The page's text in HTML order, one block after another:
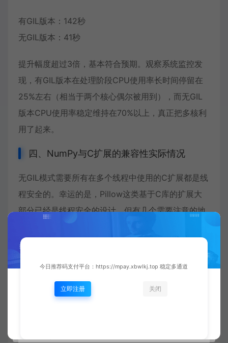
有GIL版本：142秒
无GIL版本：41秒
提升幅度超过3倍，基本符合预期。观察系统监控发
现，有GIL版本在处理阶段CPU使用率长时间停留在
25%左右（相当于两个核心偶尔被用到），而无GIL
版本CPU使用率稳定维持在70%以上，真正把多核利
用了起来。
四、NumPy与C扩展的兼容性实际情况
无GIL模式需要所有在多个线程中使用的C扩展都是线
程安全的。幸运的是，Pillow这类基于C库的扩展大
部分已经是线程安全的设计。但有几个需要注意的地
首先，NumPy的情况值得一提。我顺带测试了一个简
单的数值计算任务：用NumPy进行大量矩阵乘法，然
后多线程并发执行不同矩阵。测试中发现，NumPy本
身内部会调用BLAS库，而BLAS库通常有自己的线程
今日推荐码支付平台：https://mpay.xbwlkj.top 稳定多通道
立即注册 关闭